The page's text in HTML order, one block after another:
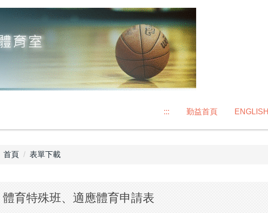
::: 勤益首頁 ENGLISH
首頁 表單下載
體育特殊班、適應體育申請表